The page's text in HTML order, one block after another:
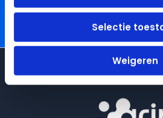
Selectie
Weigeren